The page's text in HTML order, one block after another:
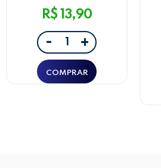
R$ 13,90
- +